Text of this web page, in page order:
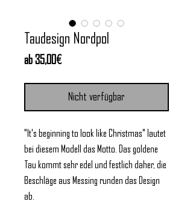
Taudesign Nordpol
ab 35,00€Sale-
Nicht verfügbar
"It's beginning to look like Christmas" lautet
bei diesem Modell das Motto. Das goldene
Tau kommt sehr edel und festlich daher, die
Beschläge aus Messing runden das Design
ab.